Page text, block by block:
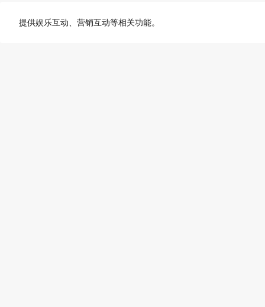
提供娱乐互动、营销互动等相关功能。